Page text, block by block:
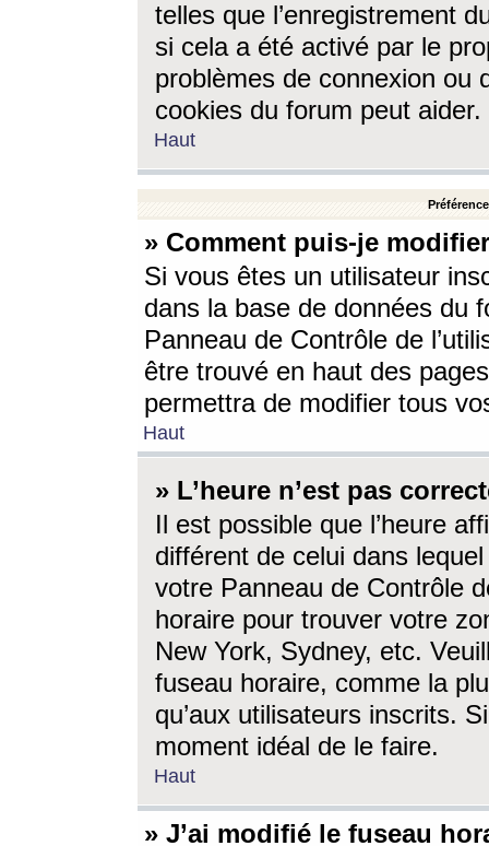
telles que l’enregistrement
si cela a été activé par le
problèmes de connexion ou
cookies du forum peut aider.
Haut
» Comment puis-je
Si vous êtes un utilisateur
dans la base de données du
Panneau de Contrôle de
être trouvé en haut des
permettra de modifier tous
Haut
» L’heure n’est pas
Il est possible que l’heure
différent de celui dans
votre Panneau de Contrôle
horaire pour trouver votre
New York, Sydney, etc.
fuseau horaire, comme la
qu’aux utilisateurs inscrits.
moment idéal de le faire.
Haut
» J’ai modifié le fuseau